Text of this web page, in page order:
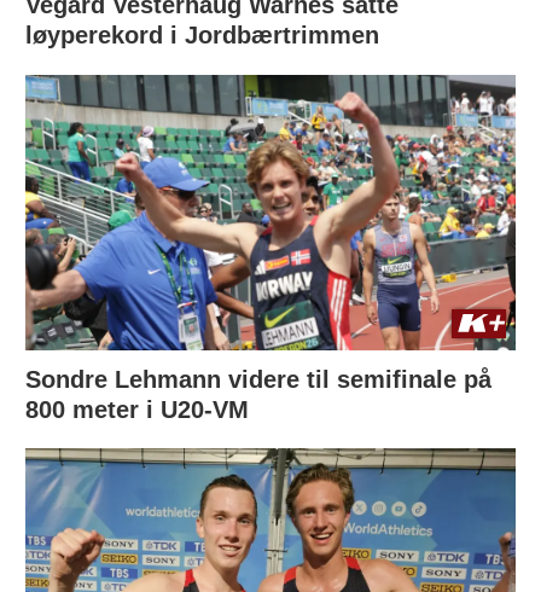
løyperekord i Jordbærtrimmen
Sondre Lehmann videre til semifinale på
800 meter i U20-VM